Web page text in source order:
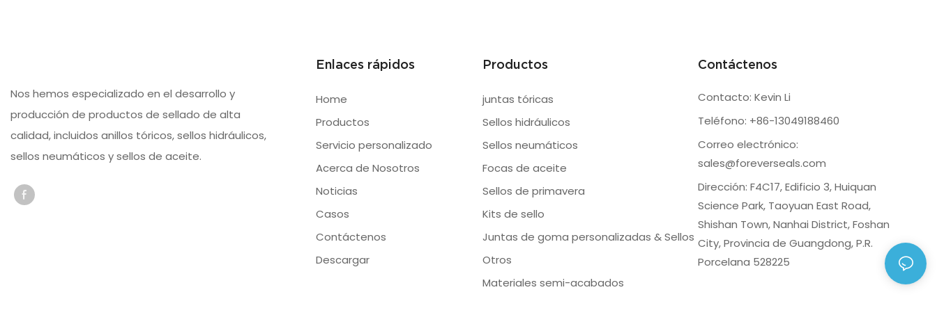
Nos hemos especializado en el desarrollo y
producción de productos de sellado de alta
calidad, incluidos anillos tóricos, sellos hidráulicos,
sellos neumáticos y sellos de aceite.
Enlaces rápidos
Home
Productos
Servicio personalizado
Acerca de Nosotros
Noticias
Casos
Contáctenos
Descargar
Productos
juntas tóricas
Sellos hidráulicos
Sellos neumáticos
Focas de aceite
Sellos de primavera
Kits de sello
Juntas de goma personalizadas & Sellos
Otros
Materiales semi-acabados
Contáctenos
Contacto: Kevin Li
Teléfono: +86-13049188460
Correo electrónico:
sales@foreverseals.com
Dirección: F4C17, Edificio 3, Huiquan
Science Park, Taoyuan East Road,
Shishan Town, Nanhai District, Foshan
City, Provincia de Guangdong, P.R.
Porcelana 528225